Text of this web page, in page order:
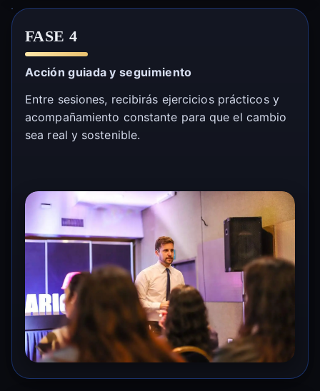
FASE 4
Acción guiada y seguimiento
Entre sesiones, recibirás ejercicios prácticos y
acompañamiento constante para que el cambio
sea real y sostenible.